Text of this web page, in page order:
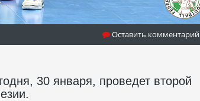
Оставить комментарий
30 января, проведет второй